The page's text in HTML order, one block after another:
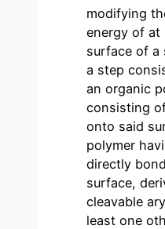
modifying
energy of at
surface of a
a step
an organic
consisting
onto said
polymer
directly
surface,
cleavable
least one